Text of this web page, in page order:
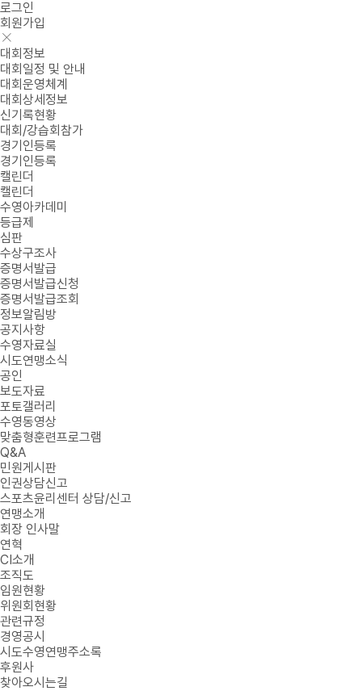
로그인
회원가입
대회정보
대회일정 및 안내
대회운영체계
대회상세정보
신기록현황
대회/강습회참가
경기인등록
경기인등록
캘린더
캘린더
수영아카데미
등급제
심판
수상구조사
증명서발급
증명서발급신청
증명서발급조회
정보알림방
공지사항
수영자료실
시도연맹소식
공인
보도자료
포토갤러리
수영동영상
맞춤형훈련프로그램
Q&A
민원게시판
인권상담신고
스포츠윤리센터 상담/신고
연맹소개
회장 인사말
연혁
CI소개
조직도
임원현황
위원회현황
관련규정
경영공시
시도수영연맹주소록
후원사
찾아오시는길